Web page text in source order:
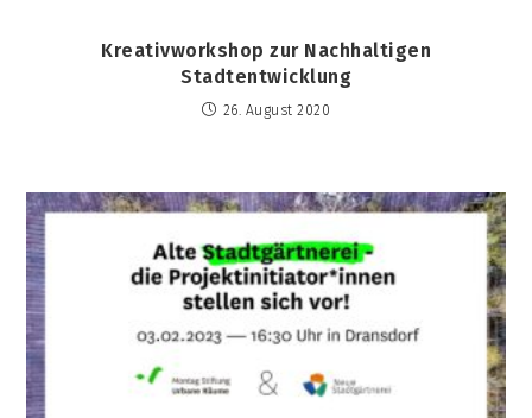
Kreativworkshop zur Nachhaltigen
Stadtentwicklung
26. August 2020